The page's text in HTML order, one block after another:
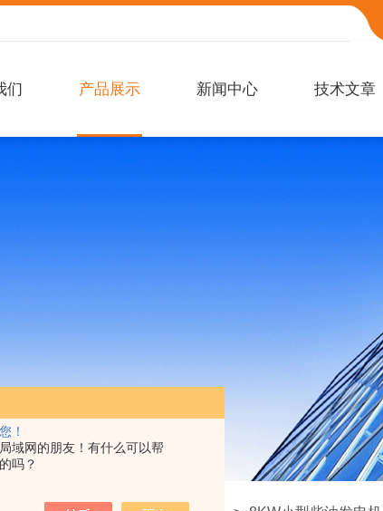
！
域网的朋友！有什么可以帮
吗？
们 产品展示 新闻中心 技术文章